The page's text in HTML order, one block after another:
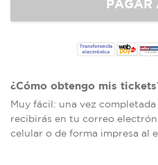
¿Cómo obtengo mis
Muy fácil: una vez
recibirás en tu correo
celular o de forma impresa al